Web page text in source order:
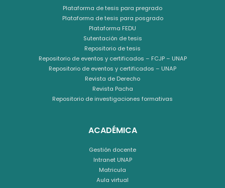
Plataforma de tesis para pregrado
Plataforma de tesis para posgrado
Plataforma FEDU
Sutentación de tesis
Repositorio de tesis
Repositorio de eventos y certificados – FCJP – UNAP
Repositorio de eventos y certificados – UNAP
Revista de Derecho
Revista Pacha
Repositorio de investigaciones formativas
ACADÉMICA
Gestión docente
Intranet UNAP
Matricula
Aula virtual